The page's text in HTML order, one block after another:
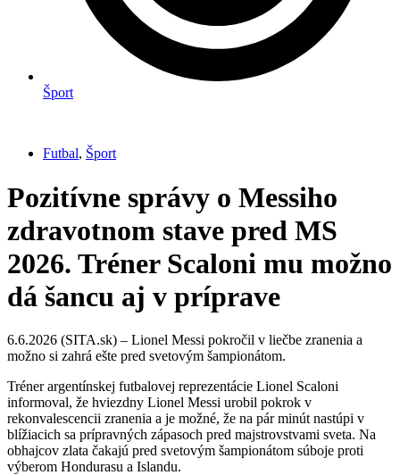
Šport
Futbal, Šport
Pozitívne správy o Messiho
zdravotnom stave pred MS
2026. Tréner Scaloni mu možno
dá šancu aj v príprave
6.6.2026 (SITA.sk) – Lionel Messi pokročil v liečbe zranenia a
možno si zahrá ešte pred svetovým šampionátom.
Tréner argentínskej futbalovej reprezentácie Lionel Scaloni
informoval, že hviezdny Lionel Messi urobil pokrok v
rekonvalescencii zranenia a je možné, že na pár minút nastúpi v
blížiacich sa prípravných zápasoch pred majstrovstvami sveta. Na
obhajcov zlata čakajú pred svetovým šampionátom súboje proti
výberom Hondurasu a Islandu.